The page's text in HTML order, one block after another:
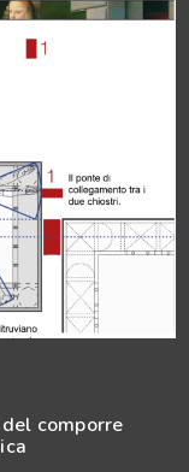
comporre